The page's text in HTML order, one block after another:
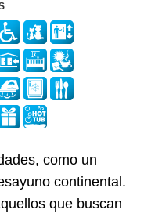
como un
continental.
que buscan